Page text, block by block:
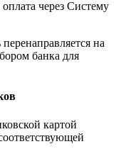
через Систему
на
банка для
картой